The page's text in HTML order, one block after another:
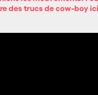
des trucs de cow-boy